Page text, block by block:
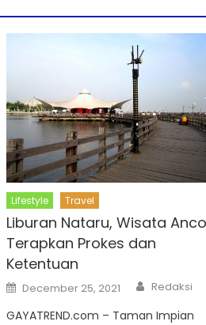
Lifestyle Travel
Liburan Nataru, Wisata
Terapkan Prokes dan
Ketentuan
Posted
on
December 25, 2021 Author
Redaksi
GAYATREND.com – Taman Impian